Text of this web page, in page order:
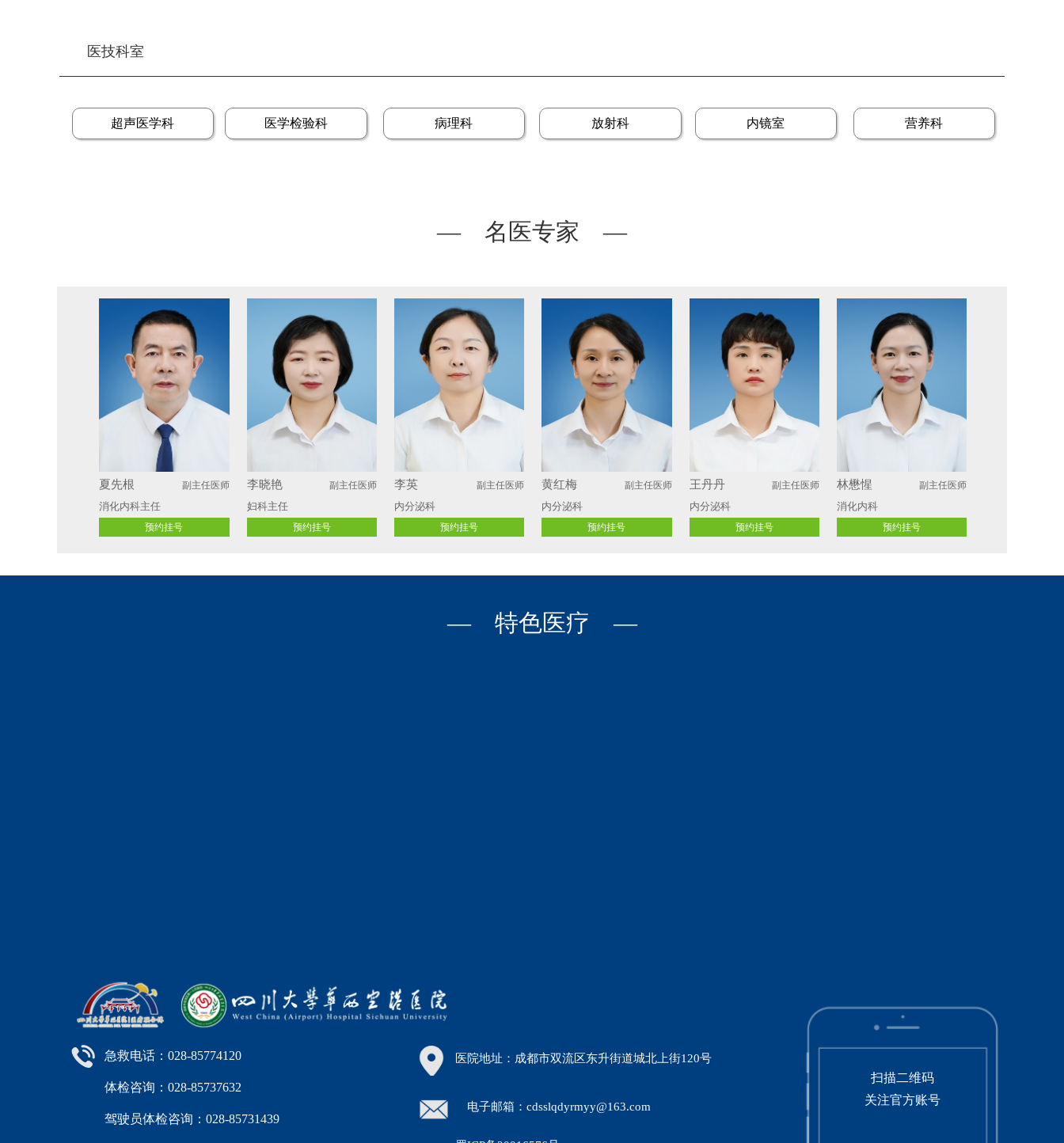
超声医学科 医学检验科 病理科 放射科 内镜室 营养科
医技科室
— 名医专家 —
夏先根 副主任医师
消化内科主任
预约挂号
李晓艳 副主任医师
妇科主任
预约挂号
李英 副主任医师
内分泌科
预约挂号
黄红梅 副主任医师
内分泌科
预约挂号
王丹丹 副主任医师
内分泌科
预约挂号
林懋惺 副主任医师
消化内科
预约挂号
— 特色医疗 —
医院地址：成都市双流区东升街道城北上街120号
电子邮箱：cdsslqdyrmyy@163.com
扫描二维码
关注官方账号
急救电话：028-85774120
体检咨询：028-85737632
驾驶员体检咨询：028-85731439